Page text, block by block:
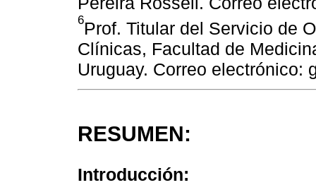
6Prof. Titular del Servicio de
Clínicas, Facultad de
Uruguay. Correo electrónico:
RESUMEN:
Introducción: